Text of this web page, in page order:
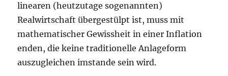
linearen (heutzutage sogenannten)
Realwirtschaft übergestülpt ist, muss mit
mathematischer Gewissheit in einer Inflation
enden, die keine traditionelle Anlageform
auszugleichen imstande sein wird.